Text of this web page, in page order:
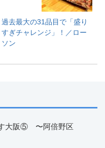
過去最大の31品目で「盛り
すぎチャレンジ」！／ロー
ソン
大阪⑤ 〜阿倍野区